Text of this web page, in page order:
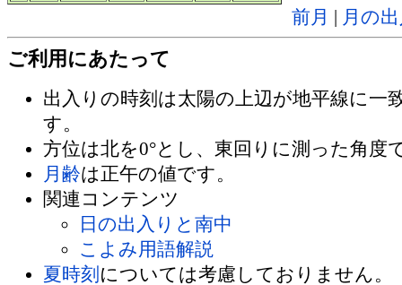
前月 月の
ご利用にあたって
出入りの時刻は太陽の上辺が地平線に一
す。
方位は北を0°とし、東回りに測った角度
月齢は正午の値です。
関連コンテンツ
日の出入りと南中
こよみ用語解説
夏時刻 については考慮しておりません。